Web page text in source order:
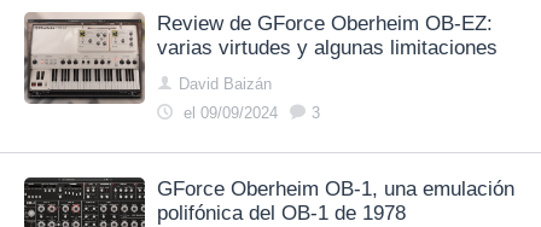
Review de GForce Oberheim OB-EZ:
varias virtudes y algunas limitaciones
David Baizán
el 09/09/2024
3
GForce Oberheim OB-1, una emulación
polifónica del OB-1 de 1978